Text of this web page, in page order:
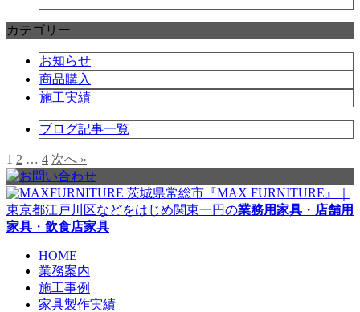
カテゴリー
お知らせ
商品購入
施工実績
ブログ記事一覧
1 2 … 4 次へ »
茨城県常総市『MAX FURNITURE』｜
東京都江戸川区などをはじめ関東一円の業務用家具 ・ 店舗用
家具 ・ 飲食店家具
HOME
業務案内
施工事例
家具製作実績